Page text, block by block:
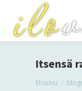
Itsensä
You are here:
Etusivu blogi